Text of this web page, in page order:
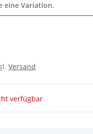
eine Variation.
Versand
verfügbar